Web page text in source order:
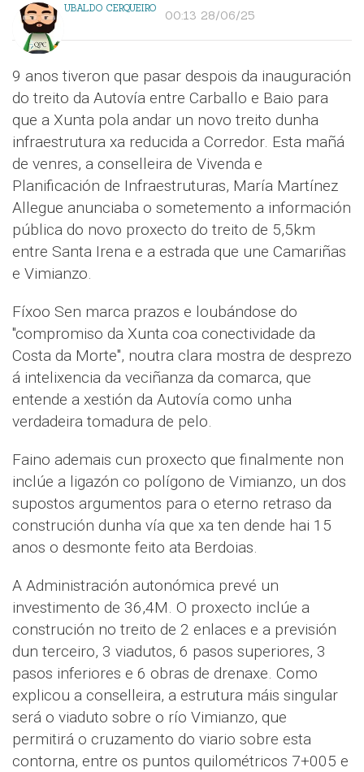
UBALDO CERQUEIRO 00:13 28/06/25
9 anos tiveron que pasar despois da inauguración
do treito da Autovía entre Carballo e Baio para
que a Xunta pola andar un novo treito dunha
infraestrutura xa reducida a Corredor. Esta mañá
de venres, a conselleira de Vivenda e
Planificación de Infraestruturas, María Martínez
Allegue anunciaba o sometemento a información
pública do novo proxecto do treito de 5,5km
entre Santa Irena e a estrada que une Camariñas
e Vimianzo.
Fíxoo Sen marca prazos e loubándose do
"compromiso da Xunta coa conectividade da
Costa da Morte", noutra clara mostra de desprezo
á intelixencia da veciñanza da comarca, que
entende a xestión da Autovía como unha
verdadeira tomadura de pelo.
Faino ademais cun proxecto que finalmente non
inclúe a ligazón co polígono de Vimianzo, un dos
supostos argumentos para o eterno retraso da
construción dunha vía que xa ten dende hai 15
anos o desmonte feito ata Berdoias.
A Administración autonómica prevé un
investimento de 36,4M. O proxecto inclúe a
construción no treito de 2 enlaces e a previsión
dun terceiro, 3 viadutos, 6 pasos superiores, 3
pasos inferiores e 6 obras de drenaxe. Como
explicou a conselleira, a estrutura máis singular
será o viaduto sobre o río Vimianzo, que
permitirá o cruzamento do viario sobre esta
contorna, entre os puntos quilométricos 7+005 e